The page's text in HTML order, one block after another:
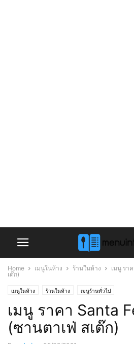
Home เมนูในห้าง ร้านในห้าง
เมนู รา
เต๊ก)
เมนูในห้าง ร้านในห้าง เมนูร้านทั่วไป
เมนู ราคา Santa
(ซานตาเฟ่ สเต๊ก)